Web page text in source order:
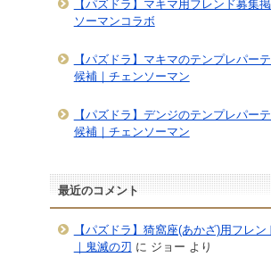
【パズドラ】マキマ用フレンド募集
ソーマンコラボ
【パズドラ】マキマのテンプレパー
候補｜チェンソーマン
【パズドラ】デンジのテンプレパー
候補｜チェンソーマン
最近のコメント
【パズドラ】猗窩座(あかざ)用フレ
｜鬼滅の刃 に ジョー より